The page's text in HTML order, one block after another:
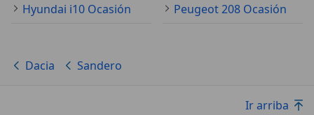
Hyundai i10 Ocasión
Peugeot 208 Ocasión
Dacia Sandero
Ir arriba